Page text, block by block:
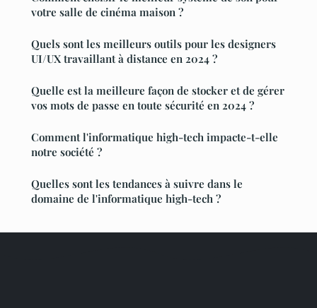
votre salle de cinéma maison ?
Quels sont les meilleurs outils pour les designers
UI/UX travaillant à distance en 2024 ?
Quelle est la meilleure façon de stocker et de gérer
vos mots de passe en toute sécurité en 2024 ?
Comment l'informatique high-tech impacte-t-elle
notre société ?
Quelles sont les tendances à suivre dans le
domaine de l'informatique high-tech ?